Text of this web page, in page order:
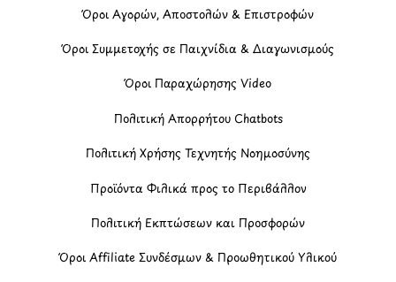
Όροι Αγορών, Αποστολών & Επιστροφών
Όροι Συμμετοχής σε Παιχνίδια & Διαγωνισμούς
Όροι Παραχώρησης Video
Πολιτική Απορρήτου Chatbots
Πολιτική Χρήσης Τεχνητής Νοημοσύνης
Προϊόντα Φιλικά προς το Περιβάλλον
Πολιτική Εκπτώσεων και Προσφορών
Όροι Affiliate Συνδέσμων & Προωθητικού Υλικού